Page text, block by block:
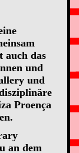
auch das
und
und
Proença
an dem